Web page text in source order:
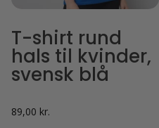
T-shirt rund
hals til kvinder,
svensk blå
89,00 kr.